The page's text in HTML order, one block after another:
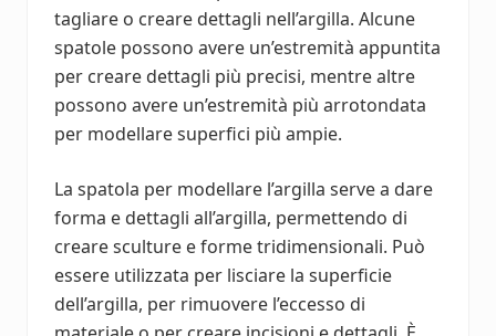
tagliare o creare dettagli nell’argilla. Alcune
spatole possono avere un’estremità appuntita
per creare dettagli più precisi, mentre altre
possono avere un’estremità più arrotondata
per modellare superfici più ampie.
La spatola per modellare l’argilla serve a dare
forma e dettagli all’argilla, permettendo di
creare sculture e forme tridimensionali. Può
essere utilizzata per lisciare la superficie
dell’argilla, per rimuovere l’eccesso di